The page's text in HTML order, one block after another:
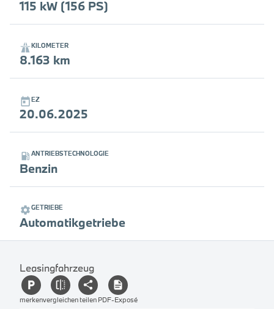
115 kW (156 PS)
KILOMETER
8.163 km
EZ
20.06.2025
ANTRIEBSTECHNOLOGIE
Benzin
GETRIEBE
Automatikgetriebe
Leasingfahrzeug
merkenvergleichenteilen PDF-Exposé